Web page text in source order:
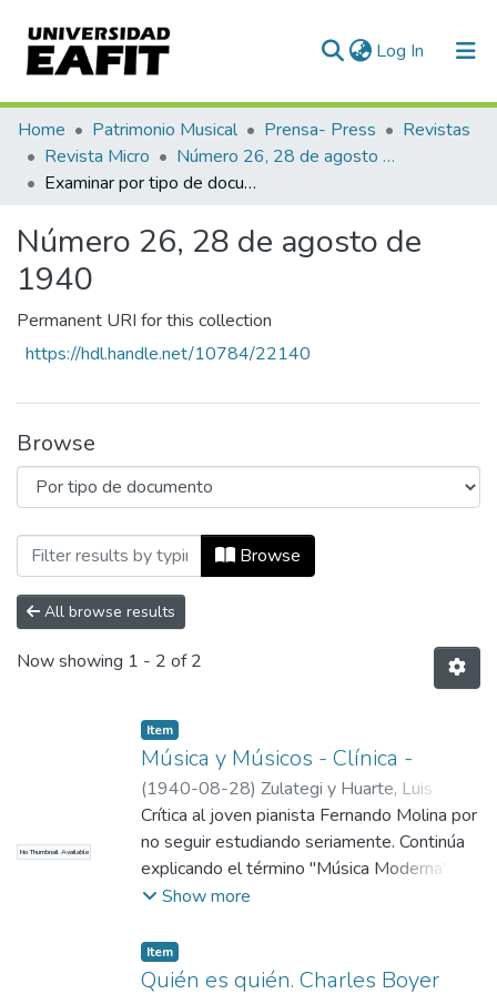
Log In (current)
Communities & Collections
All of DSpace
Home Patrimonio Musical Prensa- Press
Revistas
Revista Micro
Número 26, 28 de agosto de 1940
Examinar por tipo de documento
Número 26, 28 de agosto de
1940
Permanent URI for this collection
https://hdl.handle.net/10784/22140
Browse
Browsing Número 26, 28 de agosto de
Browse
All browse results
Now showing 1 - 2 of 2
No Thumbnail Available
Item
Música y Músicos - Clínica -
(1940-08-28) Zulategi y Huarte, Luis
Miguel de
Crítica al joven pianista Fernando Molina por
no seguir estudiando seriamente. Continúa
explicando el término "Música Moderna"
que había empezado en el número anterior.
Show more
Item
Quién es quién. Charles Boyer